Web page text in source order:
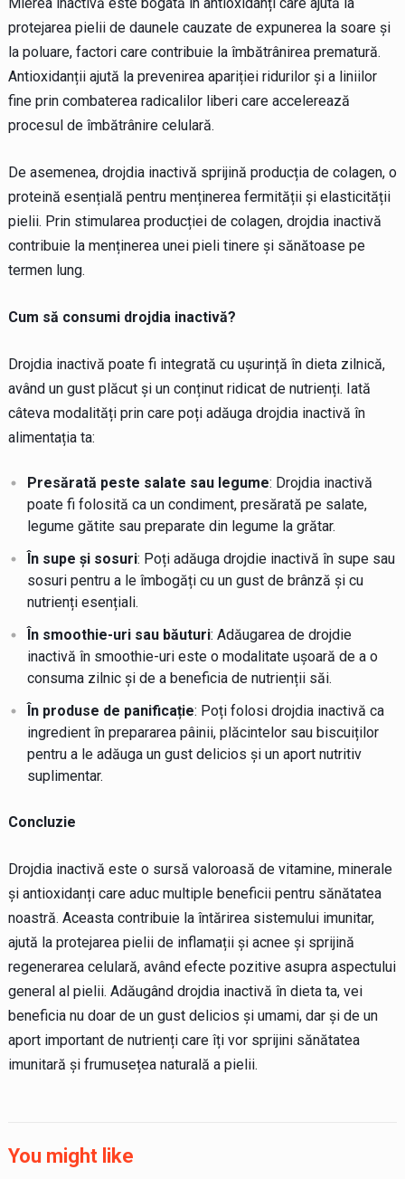
Mierea inactivă este bogată în antioxidanți care ajută la
protejarea pielii de daunele cauzate de expunerea la soare și
la poluare, factori care contribuie la îmbătrânirea prematură.
Antioxidanții ajută la prevenirea apariției ridurilor și a liniilor
fine prin combaterea radicalilor liberi care accelerează
procesul de îmbătrânire celulară.
De asemenea, drojdia inactivă sprijină producția de colagen, o
proteină esențială pentru menținerea fermității și elasticității
pielii. Prin stimularea producției de colagen, drojdia inactivă
contribuie la menținerea unei pieli tinere și sănătoase pe
termen lung.
Cum să consumi drojdia inactivă?
Drojdia inactivă poate fi integrată cu ușurință în dieta zilnică,
având un gust plăcut și un conținut ridicat de nutrienți. Iată
câteva modalități prin care poți adăuga drojdia inactivă în
alimentația ta:
Presărată peste salate sau legume: Drojdia inactivă
poate fi folosită ca un condiment, presărată pe salate,
legume gătite sau preparate din legume la grătar.
În supe și sosuri: Poți adăuga drojdie inactivă în supe sau
sosuri pentru a le îmbogăți cu un gust de brânză și cu
nutrienți esențiali.
În smoothie-uri sau băuturi: Adăugarea de drojdie
inactivă în smoothie-uri este o modalitate ușoară de a o
consuma zilnic și de a beneficia de nutrienții săi.
În produse de panificație: Poți folosi drojdia inactivă ca
ingredient în prepararea pâinii, plăcintelor sau biscuiților
pentru a le adăuga un gust delicios și un aport nutritiv
suplimentar.
Concluzie
Drojdia inactivă este o sursă valoroasă de vitamine, minerale
și antioxidanți care aduc multiple beneficii pentru sănătatea
noastră. Aceasta contribuie la întărirea sistemului imunitar,
ajută la protejarea pielii de inflamații și acnee și sprijină
regenerarea celulară, având efecte pozitive asupra aspectului
general al pielii. Adăugând drojdia inactivă în dieta ta, vei
beneficia nu doar de un gust delicios și umami, dar și de un
aport important de nutrienți care îți vor sprijini sănătatea
imunitară și frumusețea naturală a pielii.
You might like